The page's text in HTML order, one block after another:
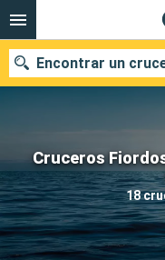
Cruceros
18
Encontrar un
Nuestros destinos
Fecha de salida
Puertos